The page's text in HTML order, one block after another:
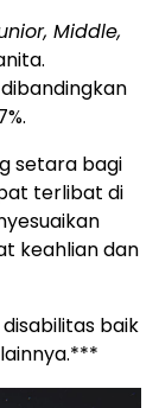
Middle,
setara bagi
terlibat di
keahlian dan
baik